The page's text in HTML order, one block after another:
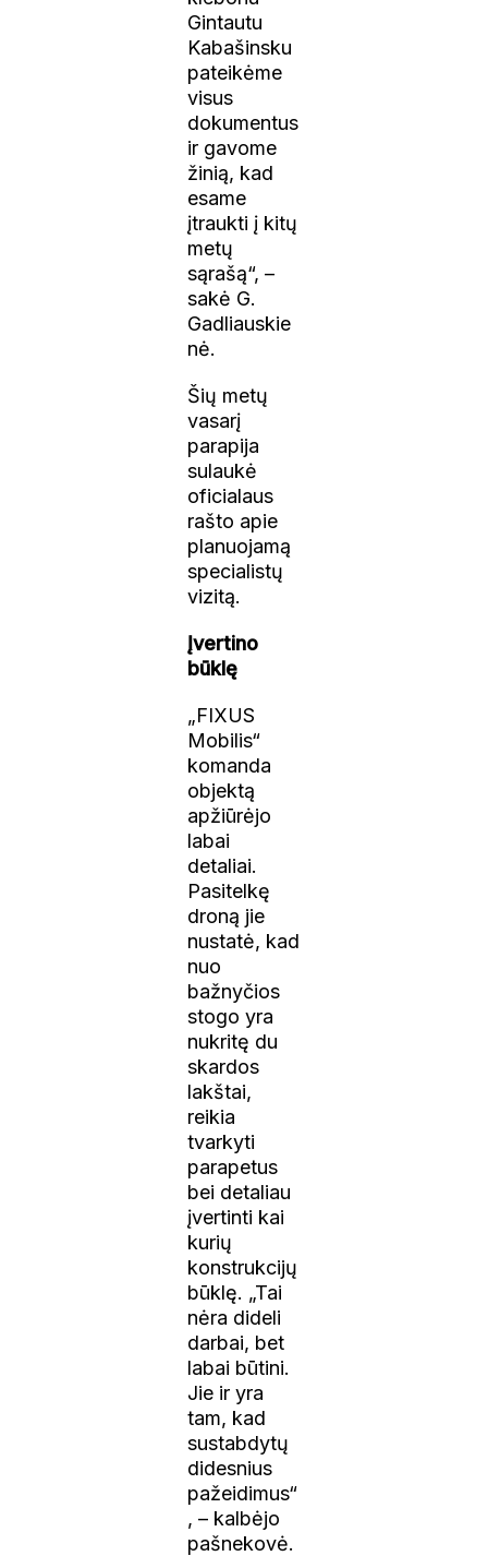
Gintautu
Kabašinsku
pateikėme
visus
dokumentus
ir gavome
žinią, kad
esame
įtraukti į kitų
metų
sąrašą“, –
sakė G.
Gadliauskie
nė.
Šių metų
vasarį
parapija
sulaukė
oficialaus
rašto apie
planuojamą
specialistų
vizitą.
Įvertino
būklę
„FIXUS
Mobilis“
komanda
objektą
apžiūrėjo
labai
detaliai.
Pasitelkę
droną jie
nustatė, kad
nuo
bažnyčios
stogo yra
nukritę du
skardos
lakštai,
reikia
tvarkyti
parapetus
bei detaliau
įvertinti kai
kurių
konstrukcijų
būklę. „Tai
nėra dideli
darbai, bet
labai būtini.
Jie ir yra
tam, kad
sustabdytų
didesnius
pažeidimus“
, – kalbėjo
pašnekovė.